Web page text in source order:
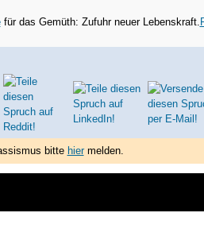
für das Gemüth: Zufuhr neuer Lebenskraft.
bitte hiermelden.